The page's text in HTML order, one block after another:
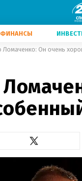
ФИНАНСЫ
Ломаченко: Он очень